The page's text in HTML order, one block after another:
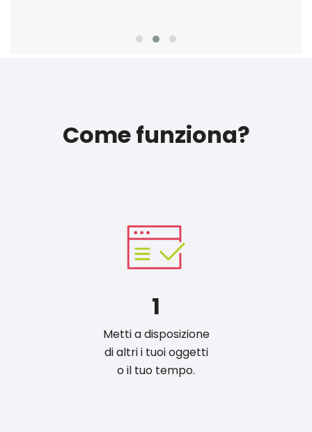
Come funziona?
1
Metti a disposizione
di altri i tuoi oggetti
o il tuo tempo.